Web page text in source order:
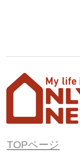
TOPページ